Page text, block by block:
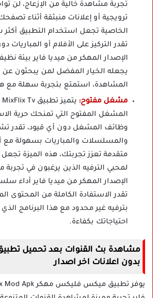
تجربة مشاهدة خالية من الإزعاج، لن
ترويجية أو إعلانات منبثقة أثناء
الخاصية تجعل استخدام التطبيق
تقدر التركيز على الأفلام أو المباريات
الإصدار المهكر من ميديا فاير بيئة
يجعله الخيار المفضل لمن يبحثون عن
المشاهدة، استمتع بتجربة سهلة مع
مشغل مفتوح:
المشغل المفتوح التي تمنحك حرية
وظائف المشغل دون أي قيود، تقدر
والمسلسلات والمباريات بسهولة مع
متقدمة تعزز تجربتك، هذه الميزة تجعل
لمحبي الترفيه الذين يرغبون في تجربة
الإصدار المهكر من ميديا فاير أداء
تقدر الاستفادة الكاملة من المحتوى
بترفيه غير محدود مع هذا البرنامج
احتياجاتك بكفاءة.
بدون اعلانات اخر اصدار